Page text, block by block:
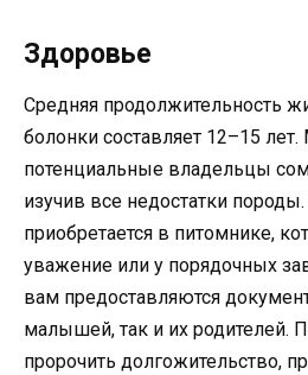
Здоровье
Средняя продолжительность
болонки составляет 12–15
потенциальные владельцы
изучив все недостатки
приобретается в питомнике,
уважение или у порядочных
вам предоставляются
малышей, так и их родителей.
пророчить долгожительство,